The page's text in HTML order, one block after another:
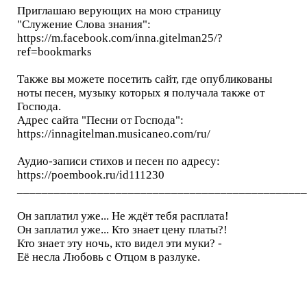
Приглашаю верующих на мою страницу
"Служение Слова знания":
https://m.facebook.com/inna.gitelman25/?
ref=bookmarks
Также вы можете посетить сайт, где опубликованы
ноты песен, музыку которых я получала также от
Господа.
Адрес сайта "Песни от Господа":
https://innagitelman.musicaneo.com/ru/
Аудио-записи стихов и песен по адресу:
https://poembook.ru/id111230
Он заплатил уже... Не ждёт тебя расплата!
Он заплатил уже... Кто знает цену платы?!
Кто знает эту ночь, кто видел эти муки? -
Её несла Любовь с Отцом в разлуке.